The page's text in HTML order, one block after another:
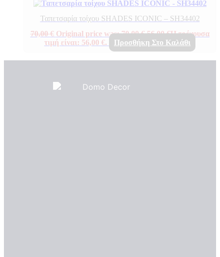
ΠΙΣΤΟΠΟΙΗΤΙΚΑ ΟΙΚΟΛΟΓΙΑΣ
ΒΡΑΒΕΙΑ
Ταπετσαρία τοίχου SHADES ICONIC – SH34402
70,00€ Original price was: 70,00 €.56,00€Η τρέχουσα
τιμή είναι: 56,00 €.
Προσθήκη Στο Καλάθι